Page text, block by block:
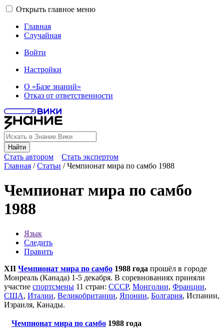
Открыть главное меню
Главная
Случайная
Войти
Настройки
О «Базе знаний»
Отказ от ответственности
Найти
Стать автором
Стать экспертом
Главная /Статьи /Чемпионат мира по самбо 1988
Чемпионат мира по самбо
1988
Язык
Следить
Править
XII Чемпионат мира по самбо 1988 года прошёл в городе
Монреаль (Канада) 1-5 декабря. В соревнованиях приняли
участие спортсмены 11 стран: СССР, Монголии, Франции,
США, Италии, Великобритании, Японии, Болгария, Испании,
Израиля, Канады.
Чемпионат мира по самбо 1988 года